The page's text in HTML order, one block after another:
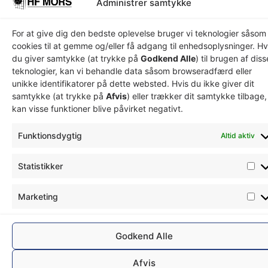
Administrer samtykke
For at give dig den bedste oplevelse bruger vi teknologier såsom
cookies til at gemme og/eller få adgang til enhedsoplysninger.
du giver samtykke (at trykke på Godkend Alle) til brugen af
teknologier, kan vi behandle data såsom browseradfærd eller
unikke identifikatorer på dette websted. Hvis du ikke giver dit
samtykke (at trykke på Afvis) eller trækker dit samtykke tilbage,
kan visse funktioner blive påvirket negativt.
Funktionsdygtig Altid aktiv
Statistikker
Marketing
Godkend Alle
Afvis
Serie 1
Herre
Special
Olympics
- 2026
i Nordjylland
Design på Mors